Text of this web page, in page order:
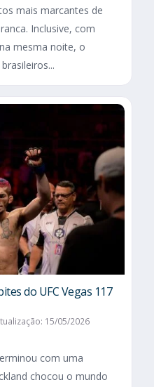
mais marcantes de
Inclusive, com
mesma noite, o
do UFC Vegas 117
15/05/2026
com uma
chocou o mundo